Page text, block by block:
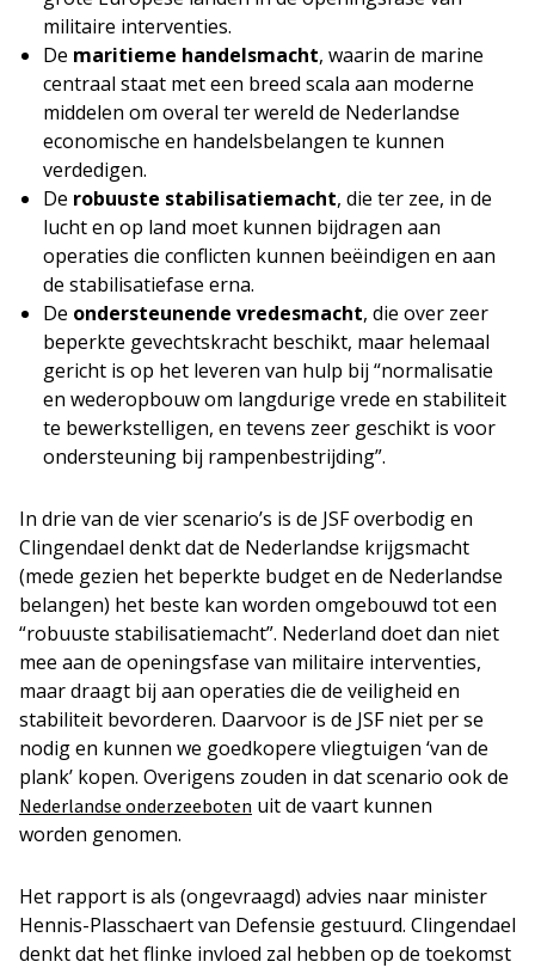
militaire interventies.
De maritieme handelsmacht, waarin de marine
centraal staat met een breed scala aan moderne
middelen om overal ter wereld de Nederlandse
economische en handelsbelangen te kunnen
verdedigen.
De robuuste stabilisatiemacht, die ter zee, in de
lucht en op land moet kunnen bijdragen aan
operaties die conflicten kunnen beëindigen en aan
de stabilisatiefase erna.
De ondersteunende vredesmacht, die over zeer
beperkte gevechtskracht beschikt, maar helemaal
gericht is op het leveren van hulp bij “normalisatie
en wederopbouw om langdurige vrede en stabiliteit
te bewerkstelligen, en tevens zeer geschikt is voor
ondersteuning bij rampenbestrijding”.
In drie van de vier scenario’s is de JSF overbodig en
Clingendael denkt dat de Nederlandse krijgsmacht
(mede gezien het beperkte budget en de Nederlandse
belangen) het beste kan worden omgebouwd tot een
“robuuste stabilisatiemacht”. Nederland doet dan niet
mee aan de openingsfase van militaire interventies,
maar draagt bij aan operaties die de veiligheid en
stabiliteit bevorderen. Daarvoor is de JSF niet per se
nodig en kunnen we goedkopere vliegtuigen ‘van de
plank’ kopen. Overigens zouden in dat scenario ook de
Nederlandse onderzeeboten uit de vaart kunnen
worden genomen.
Het rapport is als (ongevraagd) advies naar minister
Hennis-Plasschaert van Defensie gestuurd. Clingendael
denkt dat het flinke invloed zal hebben op de toekomst